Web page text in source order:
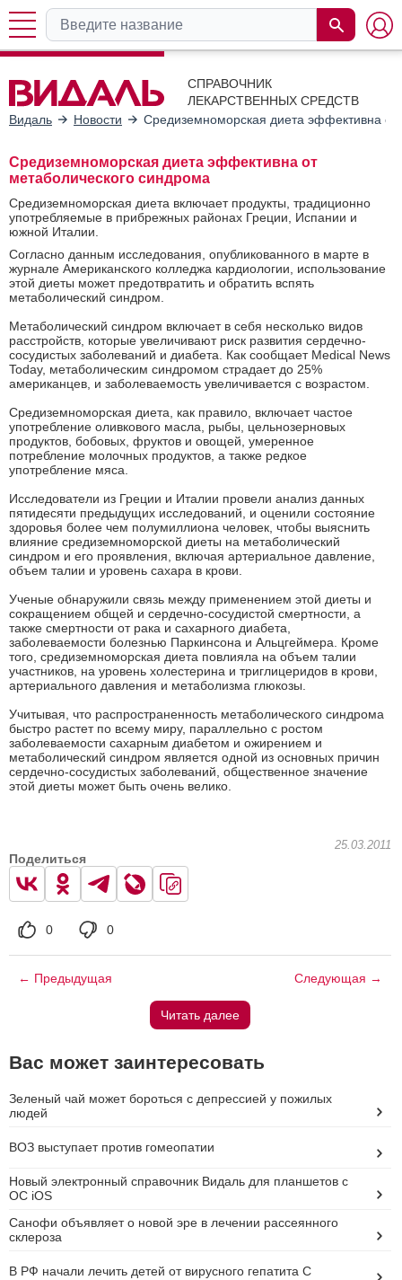
СПРАВОЧНИК
ЛЕКАРСТВЕННЫХ СРЕДСТВ
Видаль
Новости Средиземноморская диета эффективна от
Средиземноморская диета эффективна от
метаболического синдрома
Средиземноморская диета включает продукты, традиционно
употребляемые в прибрежных районах Греции, Испании и
южной Италии.
Согласно данным исследования, опубликованного в марте в
журнале Американского колледжа кардиологии, использование
этой диеты может предотвратить и обратить вспять
метаболический синдром.
Метаболический синдром включает в себя несколько видов
расстройств, которые увеличивают риск развития сердечно-
сосудистых заболеваний и диабета. Как сообщает Medical News
Today, метаболическим синдромом страдает до 25%
американцев, и заболеваемость увеличивается с возрастом.
Средиземноморская диета, как правило, включает частое
употребление оливкового масла, рыбы, цельнозерновых
продуктов, бобовых, фруктов и овощей, умеренное
потребление молочных продуктов, а также редкое
употребление мяса.
Исследователи из Греции и Италии провели анализ данных
пятидесяти предыдущих исследований, и оценили состояние
здоровья более чем полумиллиона человек, чтобы выяснить
влияние средиземноморской диеты на метаболический
синдром и его проявления, включая артериальное давление,
объем талии и уровень сахара в крови.
Ученые обнаружили связь между применением этой диеты и
сокращением общей и сердечно-сосудистой смертности, а
также смертности от рака и сахарного диабета,
заболеваемости болезнью Паркинсона и Альцгеймера. Кроме
того, средиземноморская диета повлияла на объем талии
участников, на уровень холестерина и триглицеридов в крови,
артериального давления и метаболизма глюкозы.
Учитывая, что распространенность метаболического синдрома
быстро растет по всему миру, параллельно с ростом
заболеваемости сахарным диабетом и ожирением и
метаболический синдром является одной из основных причин
сердечно-сосудистых заболеваний, общественное значение
этой диеты может быть очень велико.
25.03.2011
Поделиться
0 0
← Предыдущая Следующая →
Читать далее
Вас может заинтересовать
Зеленый чай может бороться с депрессией у пожилых
людей
ВОЗ выступает против гомеопатии
Новый электронный справочник Видаль для планшетов с
ОС iOS
Санофи объявляет о новой эре в лечении рассеянного
склероза
В РФ начали лечить детей от вирусного гепатита С